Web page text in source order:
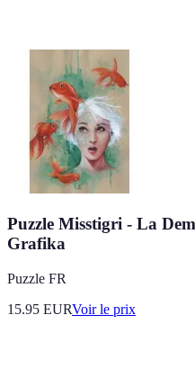
Puzzle Misstigri - La
Grafika
Puzzle FR
15.95 EURVoir le prix